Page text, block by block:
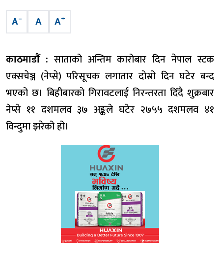
A– A A+
काठमाडाैं : साताको अन्तिम कारोबार दिन नेपाल स्टक
एक्सचेञ्ज (नेप्से) परिसूचक लगातार दोस्रो दिन घटेर बन्द
भएको छ। बिहीबारको गिरावटलाई निरन्तरता दिँदै शुक्रबार
नेप्से ११ दशमलव ३७ अङ्कले घटेर २७५५ दशमलव ४१
विन्दुमा झरेको हो।